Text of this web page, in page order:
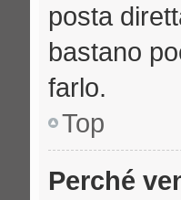
posta
bastano
farlo.
Top
Perché